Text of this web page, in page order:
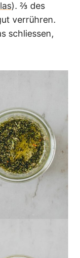
). ⅔ des
verrühren.
schliessen,